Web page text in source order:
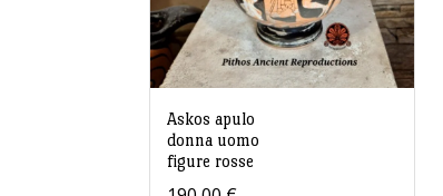
Askos apulo
donna uomo
figure rosse